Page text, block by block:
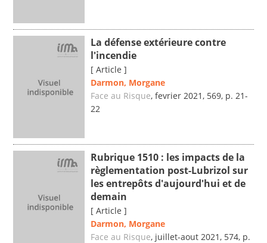
La défense extérieure contre
l'incendie
[ Article ]
Darmon, Morgane
Face au Risque, fevrier 2021, 569, p. 21-
22
Rubrique 1510 : les impacts de la
règlementation post-Lubrizol sur
les entrepôts d'aujourd'hui et de
demain
[ Article ]
Darmon, Morgane
Face au Risque, juillet-aout 2021, 574, p.